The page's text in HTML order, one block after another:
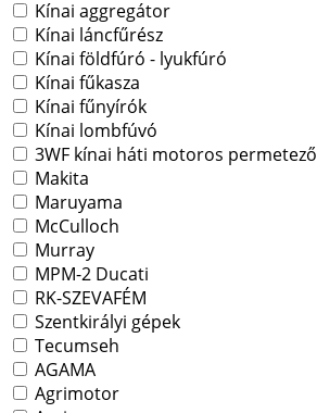
Kínai aggregátor
Kínai láncfűrész
Kínai földfúró - lyukfúró
Kínai fűkasza
Kínai fűnyírók
Kínai lombfúvó
3WF kínai háti motoros permetező
Makita
Maruyama
McCulloch
Murray
MPM-2 Ducati
RK-SZEVAFÉM
Szentkirályi gépek
Tecumseh
AGAMA
Agrimotor